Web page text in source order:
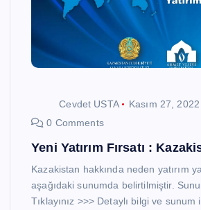
Cevdet USTA
Kasım 27, 2022
0 Comments
Yeni Yatırım Fırsatı :
Kazakistan hakkında neden yatırım
aşağıdaki sunumda belirtilmiştir.
Tıklayınız >>> Detaylı bilgi ve sunum